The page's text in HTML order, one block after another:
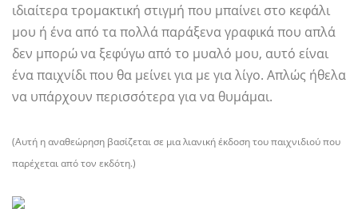
ιδιαίτερα τρομακτική στιγμή που μπαίνει στο κεφάλι
μου ή ένα από τα πολλά παράξενα γραφικά που απλά
δεν μπορώ να ξεφύγω από το μυαλό μου, αυτό είναι
ένα παιχνίδι που θα μείνει για με για λίγο. Απλώς ήθελα
να υπάρχουν περισσότερα για να θυμάμαι.
(Αυτή η αναθεώρηση βασίζεται σε μια λιανική έκδοση του παιχνιδιού που
παρέχεται από τον εκδότη.)